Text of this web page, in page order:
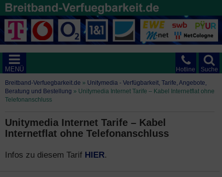
Suche
Hotline
MENÜ
Breitband-Verfuegbarkeit.de » Unitymedia - Verfügbarkeit, Tarife, Angebote,
Beratung und Bestellung » Unitymedia Internet Tarife – Kabel Internetflat ohne
Telefonanschluss
Unitymedia Internet Tarife – Kabel
Internetflat ohne Telefonanschluss
Infos zu diesem Tarif HIER.